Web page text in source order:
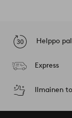
Helppo
Express
Ilmainen